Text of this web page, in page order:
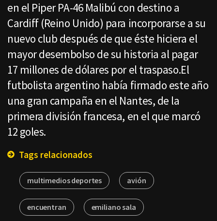
en el Piper PA-46 Malibú con destino a
Cardiff (Reino Unido) para incorporarse a su
nuevo club después de que éste hiciera el
mayor desembolso de su historia al pagar
17 millones de dólares por el traspaso.El
futbolista argentino había firmado este año
una gran campaña en el Nantes, de la
primera división francesa, en el que marcó
12 goles.
Tags relacionados
multimedios deportes avión
encuentran emiliano sala